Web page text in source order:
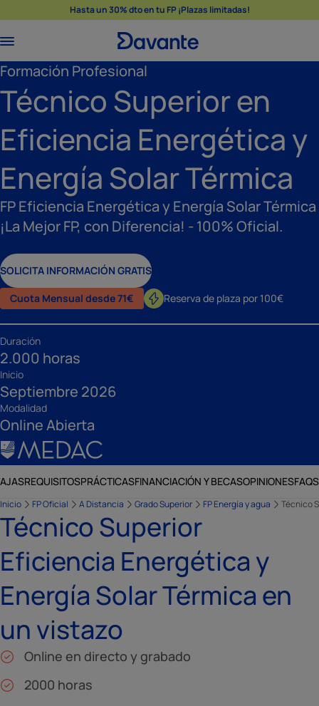
Hasta un 30% dto en tu FP ¡Plazas limitadas!
Formación Profesional
Técnico Superior en
Eficiencia Energética y
Energía Solar Térmica
FP Eficiencia Energética y Energía Solar Térmica
¡La Mejor FP, con Diferencia! - 100% Oficial.
SOLICITA INFORMACIÓN GRATIS
Cuota Mensual desde 71€ Reserva de plaza por 100€
Duración
2.000 horas
Inicio
Septiembre 2026
Modalidad
Online Abierta
REQUISITOSPRÁCTICASFINANCIACIÓN Y BECASOPINIONESFAQS
Inicio FP Oficial A Distancia Grado Superior FP Energía y agua Técnico
Técnico Superior
Eficiencia Energética y
Energía Solar Térmica en
un vistazo
Online en directo y grabado
2000 horas